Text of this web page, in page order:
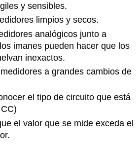
y sensibles.
limpios y secos.
analógicos junto a
imanes pueden hacer que los
inexactos.
a grandes cambios de
el tipo de circuito que está
el valor que se mide exceda el